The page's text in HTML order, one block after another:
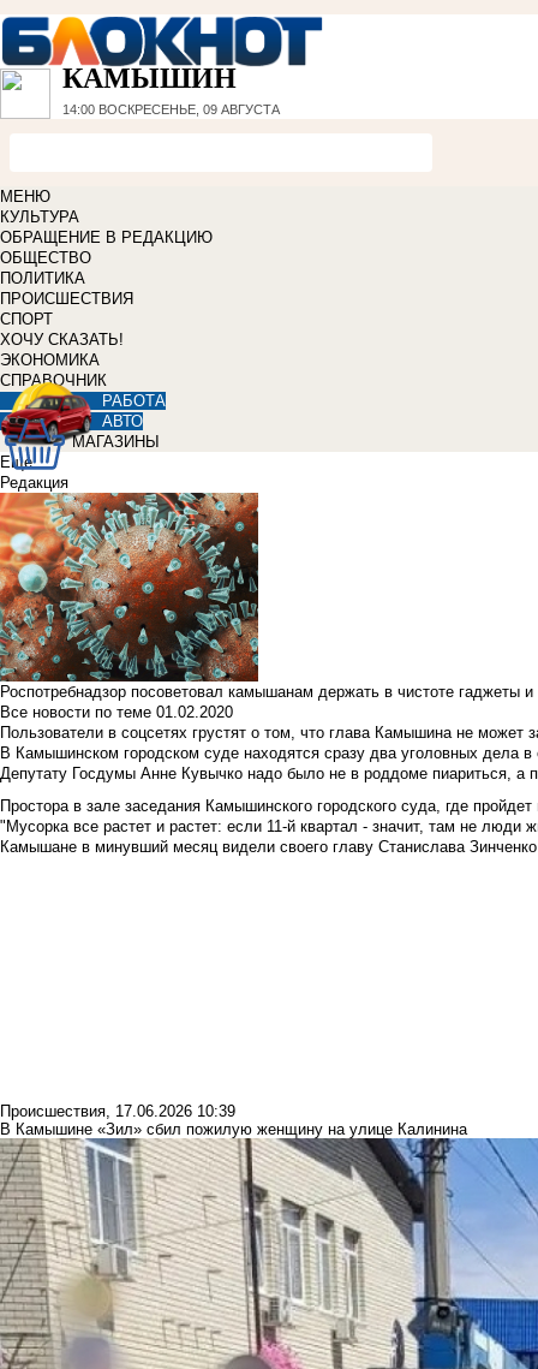
КАМЫШИН
14:00 ВОСКРЕСЕНЬЕ, 09 АВГУСТА
МЕНЮ
КУЛЬТУРА
ОБРАЩЕНИЕ В РЕДАКЦИЮ
ОБЩЕСТВО
ПОЛИТИКА
ПРОИСШЕСТВИЯ
СПОРТ
ХОЧУ СКАЗАТЬ!
ЭКОНОМИКА
СПРАВОЧНИК
РАБОТА
АВТО
МАГАЗИНЫ
Еще
Редакция
Роспотребнадзор посоветовал камышанам держать в чистоте гаджеты
Все новости по теме 01.02.2020
Пользователи в соцсетях грустят о том, что глава Камышина не может
В Камышинском городском суде находятся сразу два уголовных дела
Депутату Госдумы Анне Кувычко надо было не в роддоме пиариться, а
Простора в зале заседания Камышинского городского суда, где
"Мусорка все растет и растет: если 11-й квартал - значит, там не люди
Камышане в минувший месяц видели своего главу Станислава Зинченко
Происшествия, 17.06.2026 10:39
В Камышине «Зил» сбил пожилую женщину на улице Калинина